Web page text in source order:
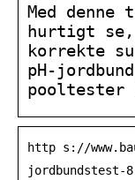
Med denne
hurtigt se,
korrekte
pH-
pooltester
http s://
jordbundstest-